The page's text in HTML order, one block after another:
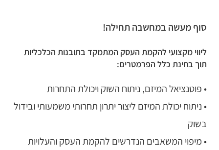
סוף מעשה במחשבה תחילה!
ליווי מקצועי להקמת העסק המתמקד בתובנות הכלכליות
תוך בחינת כלל הפרמטרים:
• פוטנציאל המיזם, ניתוח השוק ויכולת התחרות
• ניתוח יכולת המיזם ליצור יתרון תחרותי משמעותי ובידול
בשוק
• מיפוי המשאבים הנדרשים להקמת העסק והעלויות